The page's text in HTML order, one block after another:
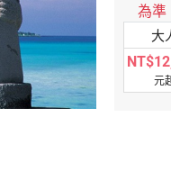
為準
大
元